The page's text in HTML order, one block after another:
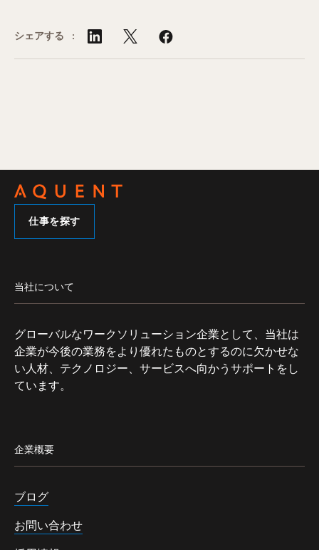
シェアする :
仕事を探す
当社について
グローバルなワークソリューション企業として、当社は
企業が今後の業務をより優れたものとするのに欠かせな
い人材、テクノロジー、サービスへ向かうサポートをし
ています。
企業概要
ブログ
お問い合わせ